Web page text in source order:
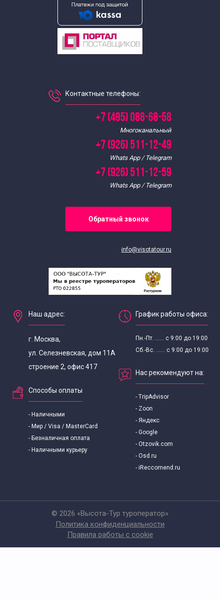
Контактные телефоны:
+7 (495) 088-68-58
Многоканальный
+7 (926) 511-12-49
Whats App / Telegram
+7 (926) 511-12-59
Whats App / Telegram
Обратный звонок
info@visotatour.ru
Наш адрес:
г. Москва,
ул. Селезневская, дом 11А
строение 2, офис 417
Способы оплаты
- Наличными
- Мир / Visa / MasterCard
- Безналичная оплата
- Наличными курьеру
График работы офиса:
Пн.-Пт. ...... с 9:00 до 19:00
Сб.-Вс. ...... с 9:00 до 19:00
Нас рекомендуют на:
- TripAdvisor
- Zoon
- Яндекс
- Google
- Otzovik.com
- Osd.ru
- iReccomend.ru
© 2026 «Высота-Тур туроператор»
Политика конфиденциальности
Правила работы с cookie